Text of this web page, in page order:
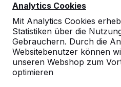
Analytics Cookies
Mit Analytics Cookies
Statistiken über die
Gebrauchern. Durch die
Websitebenutzer können
unseren Webshop zum
optimieren